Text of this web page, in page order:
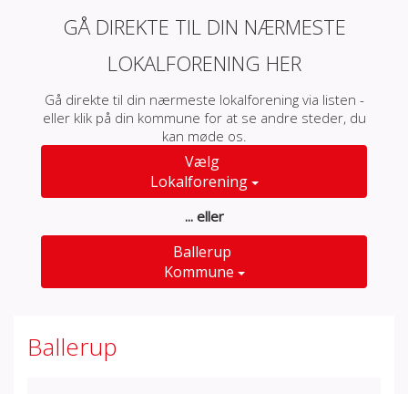
GÅ DIREKTE TIL DIN NÆRMESTE
LOKALFORENING HER
Gå direkte til din nærmeste lokalforening via listen -
eller klik på din kommune for at se andre steder, du
kan møde os.
Vælg
Lokalforening
... eller
Ballerup
Kommune
Ballerup